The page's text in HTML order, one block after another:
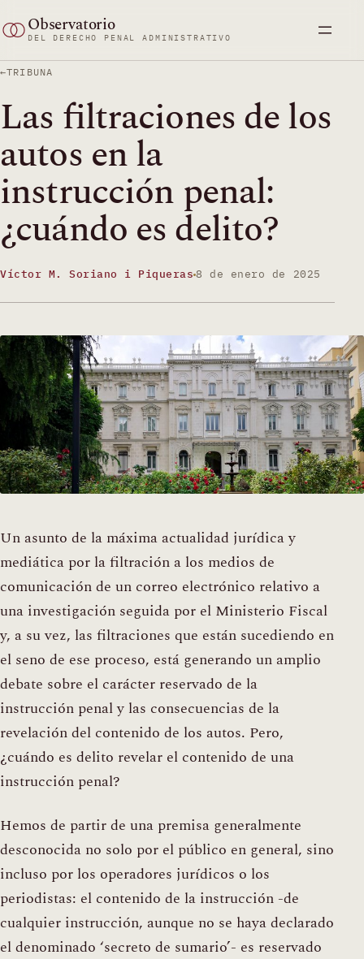
al
Observatorio
DEL DERECHO PENAL ADMINISTRATIVO
TRIBUNA
Las filtraciones de los
autos en la
instrucción penal:
¿cuándo es delito?
Víctor M. Soriano i Piqueras8 de enero de 2025
Un asunto de la máxima actualidad jurídica y
mediática por la filtración a los medios de
comunicación de un correo electrónico relativo a
una investigación seguida por el Ministerio Fiscal
y, a su vez, las filtraciones que están sucediendo en
el seno de ese proceso, está generando un amplio
debate sobre el carácter reservado de la
instrucción penal y las consecuencias de la
revelación del contenido de los autos. Pero,
¿cuándo es delito revelar el contenido de una
instrucción penal?
Hemos de partir de una premisa generalmente
desconocida no solo por el público en general, sino
incluso por los operadores jurídicos o los
periodistas: el contenido de la instrucción -de
cualquier instrucción, aunque no se haya declarado
el denominado ‘secreto de sumario’- es reservado